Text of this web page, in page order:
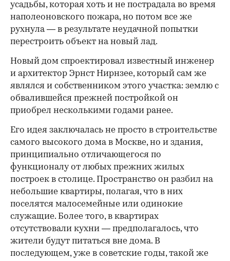
усадьбы, которая хоть и не пострадала во время
наполеоновского пожара, но потом все же
рухнула — в результате неудачной попытки
перестроить объект на новый лад.
Новый дом спроектировал известный инженер
и архитектор Эрнст Нирнзее, который сам же
являлся и собственником этого участка: землю с
обвалившейся прежней постройкой он
приобрел несколькими годами ранее.
Его идея заключалась не просто в строительстве
самого высокого дома в Москве, но и здания,
принципиально отличающегося по
функционалу от любых прежних жилых
построек в столице. Пространство он разбил на
небольшие квартиры, полагая, что в них
поселятся малосемейные или одинокие
служащие. Более того, в квартирах
отсутствовали кухни — предполагалось, что
жители будут питаться вне дома. В
последующем, уже в советские годы, такой же